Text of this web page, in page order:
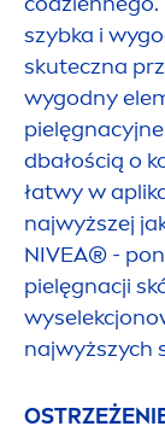
szybka i
skuteczna
wygodny ele
dbałością o
łatwy w
najwyższej
NIVEA® -
pielęgnacji
najwyższych